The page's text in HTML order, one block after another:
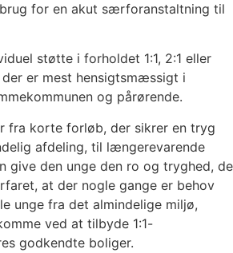
for en akut særforanstaltning til
støtte i forholdet 1:1, 2:1 eller
er mest hensigtsmæssigt i
og pårørende.
fra korte forløb, der sikrer en tryg
afdeling, til længerevarende
give den unge den ro og tryghed, de
at der nogle gange er behov
unge fra det almindelige miljø,
ved at tilbyde 1:1-
godkendte boliger.